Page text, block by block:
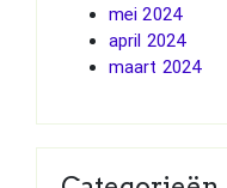
mei 2024
april 2024
maart 2024